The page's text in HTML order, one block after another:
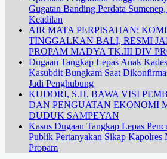
Gugatan Banding Perdata
Keadilan
AIR MATA PERPISAHAN:
TINGGALKAN BALI, RESMI
PROPAM MADYA TK.III DIV
Dugaan Tangkap Lepas Anak
Kasubdit Bungkam Saat
Jadi Penghubung
KUDORI, S.H. BAWA VISI
DAN PENGUATAN EKONOMI
DUDUK SAMPEYAN
Kasus Dugaan Tangkap Lepas
Publik Pertanyakan Sikap Kapolres
Propam